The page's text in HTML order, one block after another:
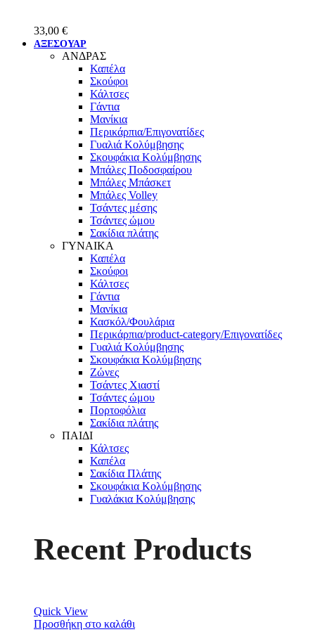
33,00 €
ΑΞΕΣΟΥΑΡ
ΑΝΔΡΑΣ
Καπέλα
Σκούφοι
Κάλτσες
Γάντια
Μανίκια
Περικάρπια/Επιγονατίδες
Γυαλιά Κολύμβησης
Σκουφάκια Κολύμβησης
Μπάλες Ποδοσφαίρου
Μπάλες Μπάσκετ
Μπάλες Volley
Τσάντες μέσης
Τσάντες ώμου
Σακίδια πλάτης
ΓΥΝΑΙΚΑ
Καπέλα
Σκούφοι
Κάλτσες
Γάντια
Μανίκια
Κασκόλ/Φουλάρια
Περικάρπια/product-category/Επιγονατίδες
Γυαλιά Κολύμβησης
Σκουφάκια Κολύμβησης
Ζώνες
Τσάντες Χιαστί
Τσάντες ώμου
Πορτοφόλια
Σακίδια πλάτης
ΠΑΙΔΙ
Κάλτσες
Καπέλα
Σακίδια Πλάτης
Σκουφάκια Κολύμβησης
Γυαλάκια Κολύμβησης
Recent Products
Quick View
Προσθήκη στο καλάθι